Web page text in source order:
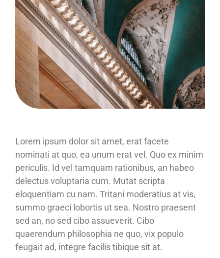
Lorem ipsum dolor sit amet, erat facete
nominati at quo, ea unum erat vel. Quo ex minim
periculis. Id vel tamquam rationibus, an habeo
delectus voluptaria cum. Mutat scripta
eloquentiam cu nam. Tritani moderatius at vis,
summo graeci lobortis ut sea. Nostro praesent
sed an, no sed cibo assueverit. Cibo
quaerendum philosophia ne quo, vix populo
feugait ad, integre facilis tibique sit at.